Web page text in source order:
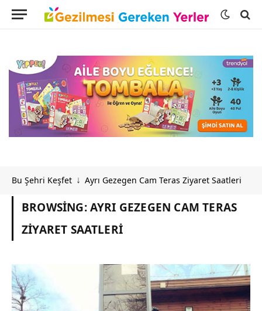
Bu Şehri Keşfet ↓ Ayrı Gezegen Cam Teras Ziyaret Saatleri
BROWSING:AYRI GEZEGEN CAM TERAS
ZIYARET SAATLERI